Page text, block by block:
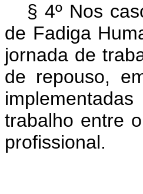
§ 4º Nos
de Fadiga
jornada de
de repouso,
trabalho entre
profissional.